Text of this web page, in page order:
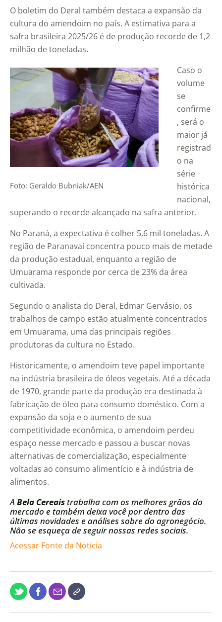
O boletim do Deral também destaca a expansão da
cultura do amendoim no país. A estimativa para a
safra brasileira 2025/26 é de produção recorde de 1,2
milhão de toneladas.
Foto: Geraldo Bubniak/AEN
Caso o
volume
se
confirme
, será o
maior já
registrad
o na
série
histórica
nacional,
superando o recorde alcançado na safra anterior.
No Paraná, a expectativa é colher 5,6 mil toneladas. A
região de Paranavaí concentra pouco mais de metade
da produção estadual, enquanto a região de
Umuarama responde por cerca de 23% da área
cultivada.
Segundo o analista do Deral, Edmar Gervásio, os
trabalhos de campo estão atualmente concentrados
em Umuarama, uma das principais regiões
produtoras da cultura no Estado.
Historicamente, o amendoim teve papel importante
na indústria brasileira de óleos vegetais. Até a década
de 1970, grande parte da produção era destinada à
fabricação de óleo para consumo doméstico. Com a
expansão da soja e o aumento de sua
competitividade econômica, o amendoim perdeu
espaço nesse mercado e passou a buscar novas
alternativas de comercialização, especialmente
voltadas ao consumo alimentício e à indústria de
alimentos.
A Bela Cereais trabalha com os melhores grãos do
mercado e também deixa você por dentro das
últimas novidades e análises sobre do agronegócio.
Não se esqueça de seguir nossas redes sociais.
Acessar Fonte da Notícia